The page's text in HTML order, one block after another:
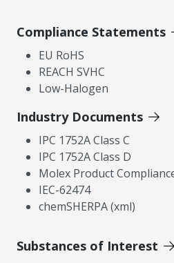
Compliance Statements
EU RoHS
REACH SVHC
Low-Halogen
Industry Documents
IPC 1752A Class C
IPC 1752A Class D
Molex Product
IEC-62474
chemSHERPA (xml)
Substances of Interest